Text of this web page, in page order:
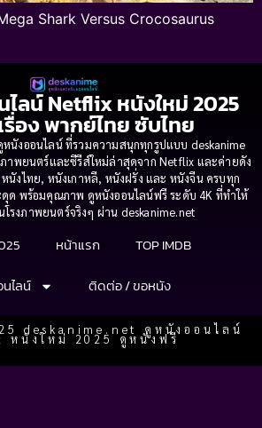
Shark Versus Crocosaurus
ลน์ Netflix หนังใหม่ 2025
อง พากย์ไทย ซับไทย
นังออนไลน์ ที่รวมความสนุกทุกรูปแบบ deskanime
าพยนตร์และซีรีส์ใหม่ล่าสุดจาก Netflix และค่ายดัง
นังไทย, หนังเกาหลี, หนังฝรั่ง และ หนังจีน ครบทุก
ด พร้อมคุณภาพ ดูหนังออนไลน์ฟรี ระดับ 4K ที่ทำให้
รงภาพยนตร์จริงๆ ผ่าน deskanime.net
หน้าแรก
TOP IMDB
ไลน์
ติดต่อ / ขอหนัง
deskanime.net ดูหนังออนไลน์
หนังใหม่ 2025 ดูหนังฟรี